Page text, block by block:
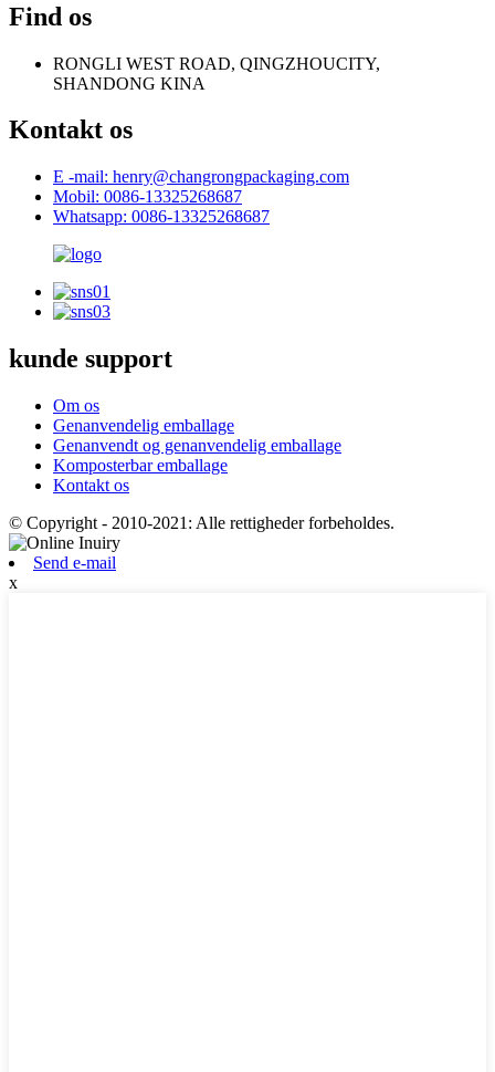
Find os
RONGLI WEST ROAD, QINGZHOUCITY,
SHANDONG KINA
Kontakt os
E -mail: henry@changrongpackaging.com
Mobil: 0086-13325268687
Whatsapp: 0086-13325268687
kunde support
Om os
Genanvendelig emballage
Genanvendt og genanvendelig emballage
Komposterbar emballage
Kontakt os
© Copyright - 2010-2021: Alle rettigheder forbeholdes.
Send e-mail
x